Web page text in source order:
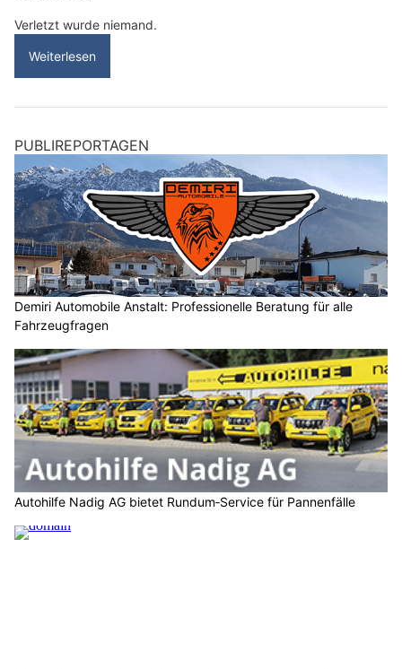
Verletzt wurde niemand.
Weiterlesen
PUBLIREPORTAGEN
Demiri Automobile Anstalt: Professionelle Beratung für alle
Fahrzeugfragen
Autohilfe Nadig AG bietet Rundum‑Service für Pannenfälle